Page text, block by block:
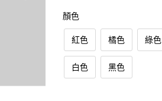
顏色
紅色 橘色 綠色
白色 黑色